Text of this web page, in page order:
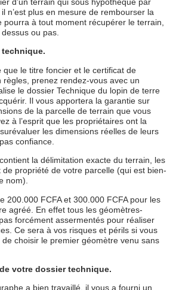
n’est plus en mesure de rembourser la
pourra à tout moment récupérer le terrain,
ou pas.
technique.
que le titre foncier et le certificat de
règles, prenez rendez-vous avec un
le dossier Technique du lopin de terre
Il vous apportera la garantie sur
de la parcelle de terrain que vous
à l’esprit que les propriétaires ont la
les dimensions réelles de leurs
confiance.
la délimitation exacte du terrain, les
propriété de votre parcelle (qui est bien-
nom).
200.000 FCFA et 300.000 FCFA pour les
agréé. En effet tous les géomètres-
forcément assermentés pour réaliser
Ce sera à vos risques et périls si vous
choisir le premier géomètre venu sans
votre dossier technique.
a bien travaillé, il vous a fourni un